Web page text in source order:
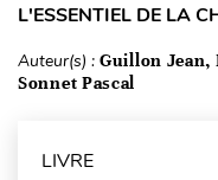
L'ESSENTIEL DE LA
Auteur(s) : Guillon Jean,
Sonnet Pascal
LIVRE